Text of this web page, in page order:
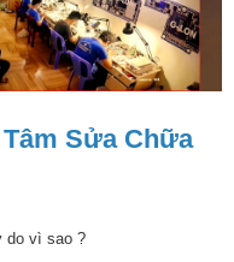
Sửa Chữa
do vì sao ?